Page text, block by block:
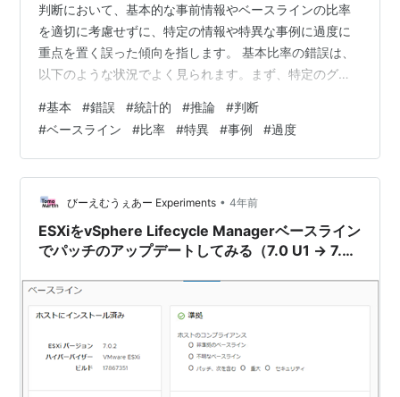
判断において、基本的な事前情報やベースラインの比率
を適切に考慮せずに、特定の情報や特異な事例に過度に
重点を置く誤った傾向を指します。 基本比率の錯誤は、
以下のような状況でよく見られます。まず、特定のグル
す。次に、特定の情報や証拠が提示されます。しかし、
基本比率の錯誤を犯す人々は、特定の情報に過度に注目
し、ベースレートを適切に考慮しない傾向があります。
結果として、推論や判断が誤った方向に偏る可能性があ
ります。 例えば、ある病気の発生率が非常に低いと知ら
れている状況を考えてみましょ…
#基本 #錯誤 #統計的 #推論 #判断
#ベースライン #比率 #特異 #事例 #過度
びーえむうぇあー Experiments • 4年前
ESXiをvSphere Lifecycle Managerベースライン
でパッチのアップデートしてみる（7.0 U1 → 7.0